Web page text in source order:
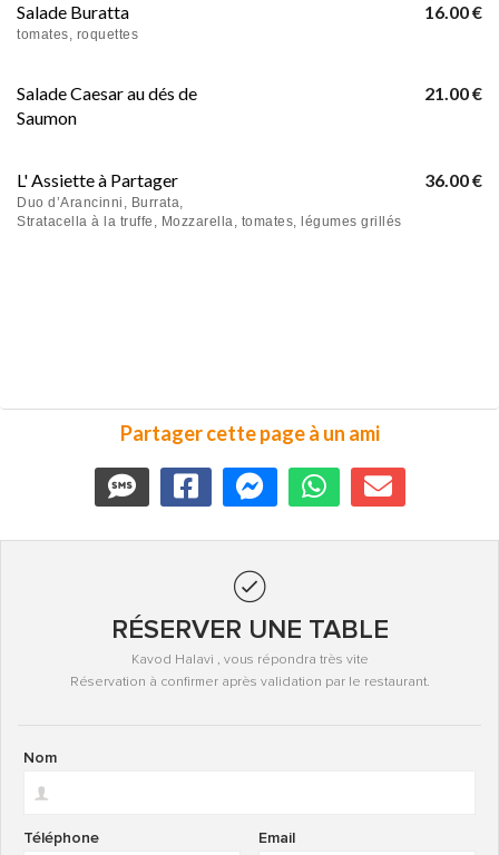
16.00 €
Salade Buratta
tomates, roquettes
21.00 €
Salade Caesar au dés de
Saumon
36.00 €
L' Assiette à Partager
Duo d’Arancinni, Burrata,
Stratacella à la truffe, Mozzarella, tomates, légumes grillés
Partager cette page à un ami
RÉSERVER UNE TABLE
Kavod Halavi , vous répondra très vite
Réservation à confirmer après validation par le restaurant.
Nom
Email
Téléphone